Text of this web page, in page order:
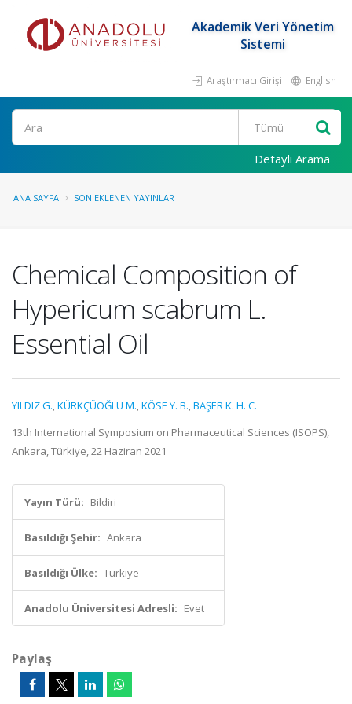
Akademik Veri Yönetim
Sistemi
Araştırmacı Girişi English
Ara
Detaylı Arama
ANA SAYFA SON EKLENEN YAYINLAR
Chemical Composition of
Hypericum scabrum L.
Essential Oil
YILDIZ G.,KÜRKÇÜOĞLU M.,KÖSE Y. B.,BAŞER K. H. C.
13th International Symposium on Pharmaceutical Sciences (ISOPS),
Ankara, Türkiye, 22 Haziran 2021
Yayın Türü: Bildiri
Basıldığı Şehir: Ankara
Basıldığı Ülke: Türkiye
Anadolu Üniversitesi Adresli: Evet
Paylaş